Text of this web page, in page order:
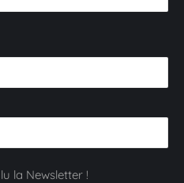
la Newsletter !